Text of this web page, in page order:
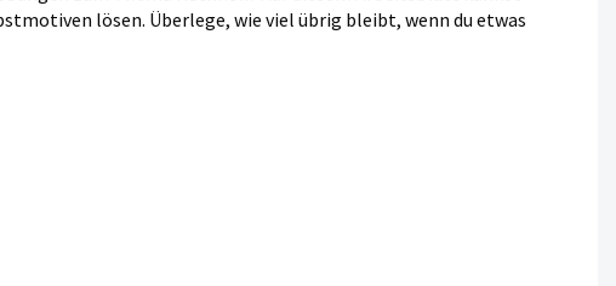
lösen. Überlege, wie viel übrig bleibt, wenn du etwas